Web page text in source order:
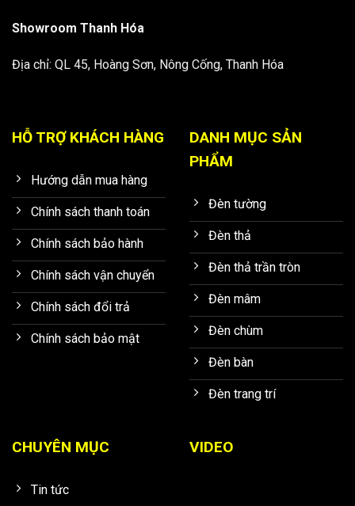
Showroom Thanh Hóa
Địa chỉ: QL 45, Hoàng Sơn, Nông Cống, Thanh Hóa
HỖ TRỢ KHÁCH HÀNG
Hướng dẫn mua hàng
Chính sách thanh toán
Chính sách bảo hành
Chính sách vận chuyển
Chính sách đổi trả
Chính sách bảo mật
DANH MỤC SẢN
PHẨM
Đèn tường
Đèn thả
Đèn thả trần tròn
Đèn mâm
Đèn chùm
Đèn bàn
Đèn trang trí
CHUYÊN MỤC
Tin tức
VIDEO